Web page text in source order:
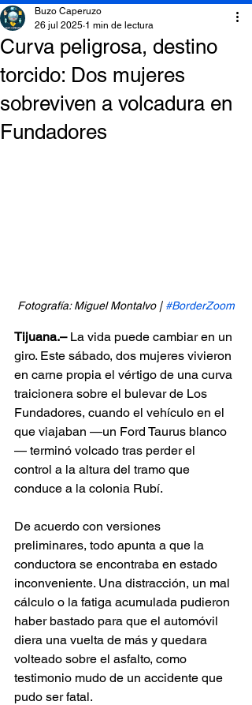
Curva peligrosa, destino
torcido: Dos mujeres
sobreviven a volcadura en
Fundadores
Buzo Caperuzo
26 jul 2025 1 min de lectura
Fotografía: Miguel Montalvo | #BorderZoom
Tijuana.– La vida puede cambiar en un
giro. Este sábado, dos mujeres vivieron
en carne propia el vértigo de una curva
traicionera sobre el bulevar de Los
Fundadores, cuando el vehículo en el
que viajaban —un Ford Taurus blanco
— terminó volcado tras perder el
control a la altura del tramo que
conduce a la colonia Rubí.
De acuerdo con versiones
preliminares, todo apunta a que la
conductora se encontraba en estado
inconveniente. Una distracción, un mal
cálculo o la fatiga acumulada pudieron
haber bastado para que el automóvil
diera una vuelta de más y quedara
volteado sobre el asfalto, como
testimonio mudo de un accidente que
pudo ser fatal.